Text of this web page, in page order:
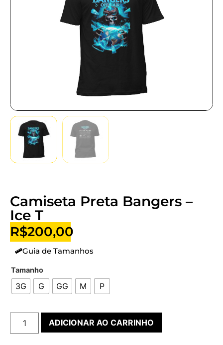
Camiseta Preta Bangers –
Ice T
R$200,00
Guia de Tamanhos
Tamanho
3G G GG M P
ADICIONAR AO CARRINHO